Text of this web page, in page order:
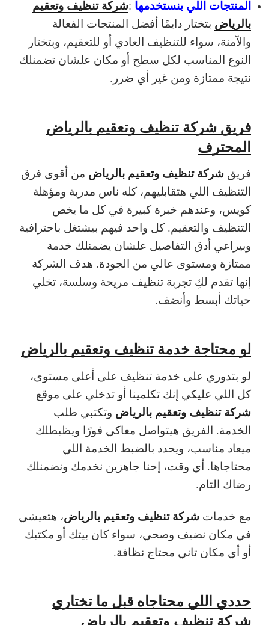
المنتجات اللي بنستخدمها :شركة تنظيف وتعقيم
بالرياض بتختار دايمًا أفضل المنتجات الفعالة
والآمنة، سواء للتنظيف العادي أو للتعقيم، وبتختار
النوع المناسب لكل سطح أو مكان علشان تضمنلك
نتيجة ممتازة ومن غير أي ضرر.
فريق شركة تنظيف وتعقيم بالرياض
المحترف
فريق شركة تنظيف وتعقيم بالرياض من أقوى فرق
التنظيف اللي هتقابليهم، كله ناس مدربة ومؤهلة
كويس، وعندهم خبرة كبيرة في كل ما يخص
التنظيف والتعقيم. كل واحد فيهم بيشتغل باحترافية
وبيراعي أدق التفاصيل علشان يضمنلك خدمة
ممتازة ومستوى عالي من الجودة. هدف الشركة
إنها تقدم لكِ تجربة تنظيف مريحة وسلسة، تخلي
حياتك أبسط وأنضف.
لو محتاجة خدمة تنظيف وتعقيم بالرياض
لو بتدوري على خدمة تنظيف على أعلى مستوى،
كل اللي عليكي إنك تكلمينا أو تدخلي على موقع
شركة تنظيف وتعقيم بالرياض وتكتبي طلب
الخدمة. الفريق هيتواصل معاكي فورًا ويظبطلك
ميعاد مناسب، ويحدد بالضبط الخدمة اللي
محتاجاها. أي وقت، إحنا جاهزين نخدمك ونضمنلك
رضاك التام.
مع خدمات شركة تنظيف وتعقيم بالرياض، هتعيشي
في مكان نضيف وصحي، سواء كان بيتك أو مكتبك
أو أي مكان تاني محتاج نظافة.
حددي اللي محتاجاه قبل ما تختاري
شركة تنظيف وتعقيم بالرياض